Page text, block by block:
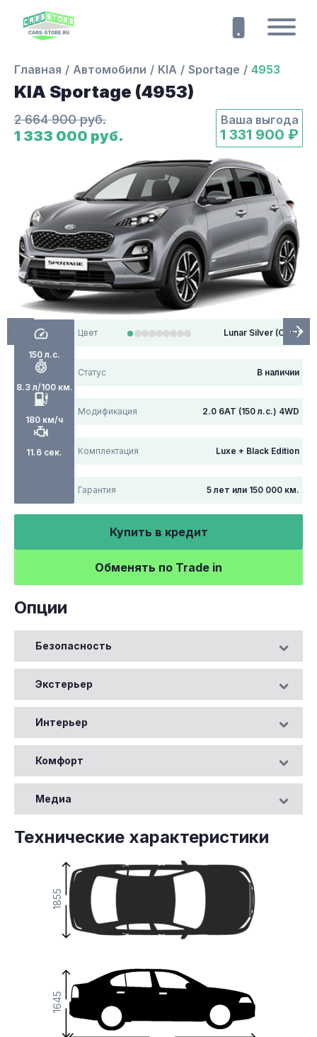
Главная Автомобили KIA Sportage 4953
KIA Sportage (4953)
2 664 900 руб.
1 333 000 руб.
Ваша выгода
1 331 900 ₽
150 л.с.
8.3 л/100 км.
180 км/ч
11.6 сек.
Цвет Lunar Silver (CSS)
Статус В наличии
Модификация 2.0 6АТ (150 л.с.) 4WD
Комплектация Luxe + Black Edition
Гарантия 5 лет или 150 000 км.
Купить в кредит
Обменять по Trade in
Опции
Безопасность
Экстерьер
Интерьер
Комфорт
Медиа
Технические характеристики
1645
1855